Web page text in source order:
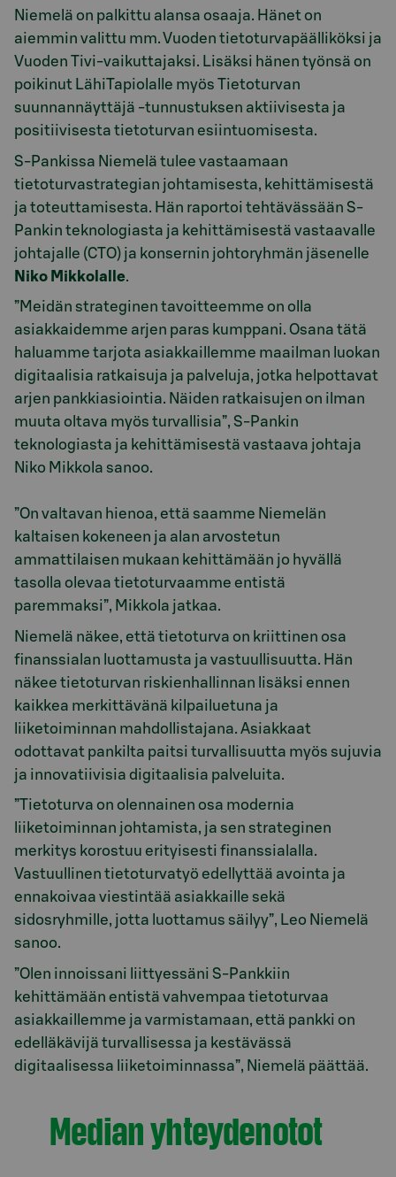
Niemelä on palkittu alansa osaaja. Hänet on
aiemmin valittu mm. Vuoden tietoturvapäälliköksi ja
Vuoden Tivi-vaikuttajaksi. Lisäksi hänen työnsä on
poikinut LähiTapiolalle myös Tietoturvan
suunnannäyttäjä -tunnustuksen aktiivisesta ja
positiivisesta tietoturvan esiintuomisesta.
S-Pankissa Niemelä tulee vastaamaan
tietoturvastrategian johtamisesta, kehittämisestä
ja toteuttamisesta. Hän raportoi tehtävässään S-
Pankin teknologiasta ja kehittämisestä vastaavalle
johtajalle (CTO) ja konsernin johtoryhmän jäsenelle
Niko Mikkolalle.
”Meidän strateginen tavoitteemme on olla
asiakkaidemme arjen paras kumppani. Osana tätä
haluamme tarjota asiakkaillemme maailman luokan
digitaalisia ratkaisuja ja palveluja, jotka helpottavat
arjen pankkiasiointia. Näiden ratkaisujen on ilman
muuta oltava myös turvallisia”, S-Pankin
teknologiasta ja kehittämisestä vastaava johtaja
Niko Mikkola sanoo.
”On valtavan hienoa, että saamme Niemelän
kaltaisen kokeneen ja alan arvostetun
ammattilaisen mukaan kehittämään jo hyvällä
tasolla olevaa tietoturvaamme entistä
paremmaksi”, Mikkola jatkaa.
Niemelä näkee, että tietoturva on kriittinen osa
finanssialan luottamusta ja vastuullisuutta. Hän
näkee tietoturvan riskienhallinnan lisäksi ennen
kaikkea merkittävänä kilpailuetuna ja
liiketoiminnan mahdollistajana. Asiakkaat
odottavat pankilta paitsi turvallisuutta myös sujuvia
ja innovatiivisia digitaalisia palveluita.
”Tietoturva on olennainen osa modernia
liiketoiminnan johtamista, ja sen strateginen
merkitys korostuu erityisesti finanssialalla.
Vastuullinen tietoturvatyö edellyttää avointa ja
ennakoivaa viestintää asiakkaille sekä
sidosryhmille, jotta luottamus säilyy”, Leo Niemelä
sanoo.
”Olen innoissani liittyessäni S-Pankkiin
kehittämään entistä vahvempaa tietoturvaa
asiakkaillemme ja varmistamaan, että pankki on
edelläkävijä turvallisessa ja kestävässä
digitaalisessa liiketoiminnassa”, Niemelä päättää.
Median yhteydenotot